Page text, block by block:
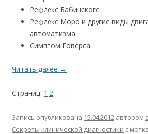
Рефлекс Бабинского
Рефлекс Моро и другие виды
автоматизма
Симптом Говерса
Читать далее →
Страниц: 1 2
Запись опубликована 15.04.2012 автором
Секреты клинической диагностики с